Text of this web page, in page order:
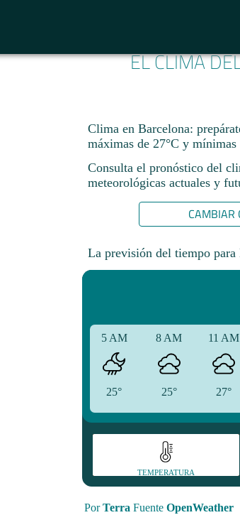
EL CLIMA
Clima en Barcelona:
máximas de 27°C y mínimas
Consulta el pronóstico del
meteorológicas actuales y
CAMBIAR
La previsión del tiempo para
5 AM
25°
8 AM
25°
11 AM
27°
TEMPERATURA
PorTerra Fuente OpenWeather